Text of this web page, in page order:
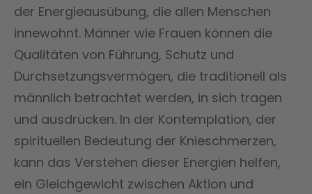
der Energieausübung, die allen Menschen
innewohnt. Männer wie Frauen können die
Qualitäten von Führung, Schutz und
Durchsetzungsvermögen, die traditionell als
männlich betrachtet werden, in sich tragen
und ausdrücken. In der Kontemplation, der
spirituellen Bedeutung der Knieschmerzen,
kann das Verstehen dieser Energien helfen,
ein Gleichgewicht zwischen Aktion und